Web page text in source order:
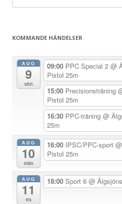
a
g
efter:
KOMMANDE HÄNDELSER
AUG
9
sön
09:00 PPC Special 2 @
Pistol 25m
15:00 Precisionsträning
Pistol 25m
16:30 PPC-träning @
25m
AUG
10
mån
16:00 IPSC/PPC-sport
Pistol 25m
AUG
11
tis
18:00 Sport 6 @